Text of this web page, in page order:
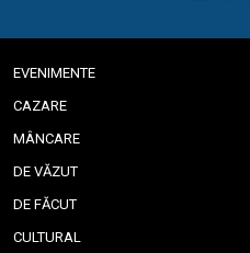
EVENIMENTE
CAZARE
MÂNCARE
DE VĂZUT
DE FĂCUT
CULTURAL